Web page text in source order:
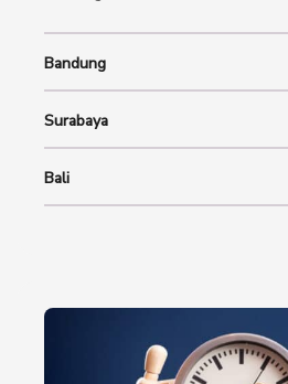
Bandung
Surabaya
Bali